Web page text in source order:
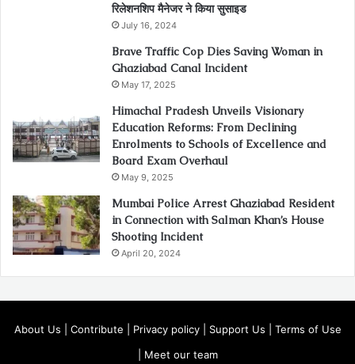
रिलेशनशिप मैनेजर ने किया सुसाइड
July 16, 2024
Brave Traffic Cop Dies Saving Woman in
Ghaziabad Canal Incident
May 17, 2025
Himachal Pradesh Unveils Visionary
Education Reforms: From Declining
Enrolments to Schools of Excellence and
Board Exam Overhaul
May 9, 2025
Mumbai Police Arrest Ghaziabad Resident
in Connection with Salman Khan’s House
Shooting Incident
April 20, 2024
About Us Contribute Privacy policy| Support Us
Terms of Use
Meet our team